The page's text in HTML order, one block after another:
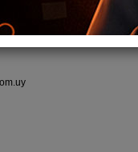
Departamento de